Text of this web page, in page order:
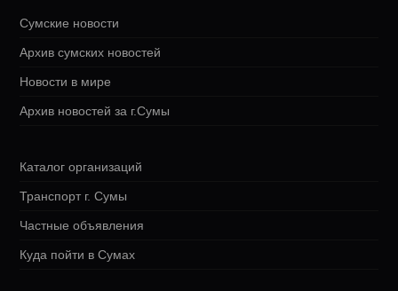
Сумские новости
Архив сумских новостей
Новости в мире
Архив новостей за г.Сумы
Каталог организаций
Транспорт г. Сумы
Частные объявления
Куда пойти в Сумах